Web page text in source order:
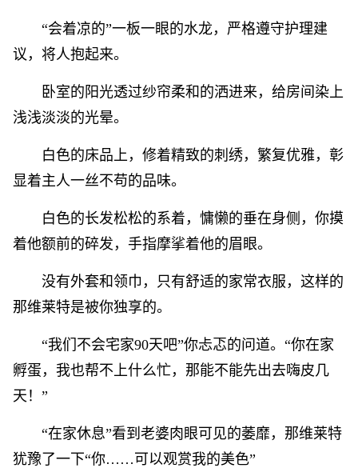
“会着凉的”一板一眼的水龙，严格遵守护理建
议，将人抱起来。
卧室的阳光透过纱帘柔和的洒进来，给房间染上
浅浅淡淡的光晕。
白色的床品上，修着精致的刺绣，繁复优雅，彰
显着主人一丝不苟的品味。
白色的长发松松的系着，慵懒的垂在身侧，你摸
着他额前的碎发，手指摩挲着他的眉眼。
没有外套和领巾，只有舒适的家常衣服，这样的
那维莱特是被你独享的。
“我们不会宅家90天吧”你忐忑的问道。“你在家
孵蛋，我也帮不上什么忙，那能不能先出去嗨皮几
天！”
“在家休息”看到老婆肉眼可见的萎靡，那维莱特
犹豫了一下“你……可以观赏我的美色”